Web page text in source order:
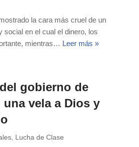
la cara más cruel de un
social en el cual el dinero, los
mientras… Leer más »
gobierno de
una vela a Dios y
, Lucha de Clase